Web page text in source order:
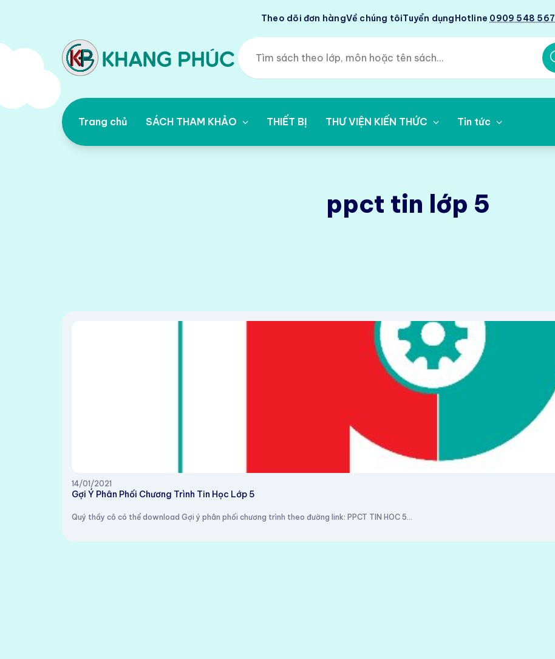
Theo dõi đơn hàngVề chúng tôiTuyển dụngHotline 0909 548 567
Trang chủ SÁCH THAM KHẢO THIẾT BỊ THƯ VIỆN KIẾN THỨC Tin tức
ppct tin lớp 5
14/01/2021
Gợi Ý Phân Phối Chương Trình Tin Học Lớp 5
Quý thầy cô có thể download Gợi ý phân phối chương trình theo đường link: PPCT TIN HOC 5...